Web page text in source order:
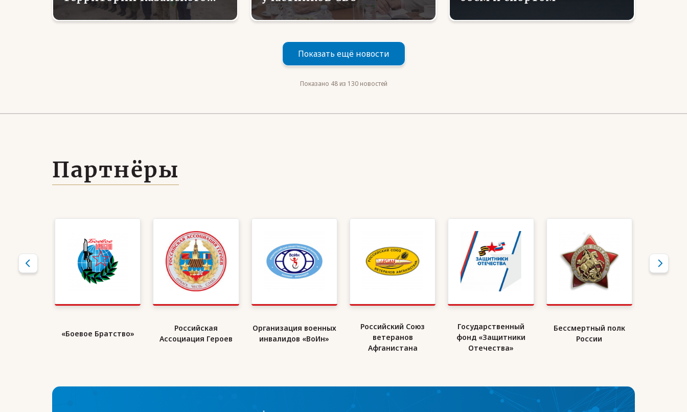
храма
Показать ещё новости
Показано 48 из 130 новостей
Партнёры
«Боевое Братство»
Российская
Ассоциация Героев
Организация военных
инвалидов «ВоИн»
Российский Союз
ветеранов
Афганистана
Государственный
фонд «Защитники
Отечества»
Бессмертный полк
России